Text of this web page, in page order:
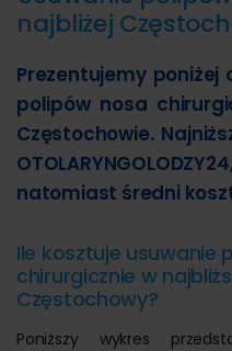
najbliżej
Prezentujemy
polipów nosa
Częstochowie.
natomiast średni
Ile kosztuje usuwanie
chirurgicznie w
Częstochowy?
Poniższy wykres